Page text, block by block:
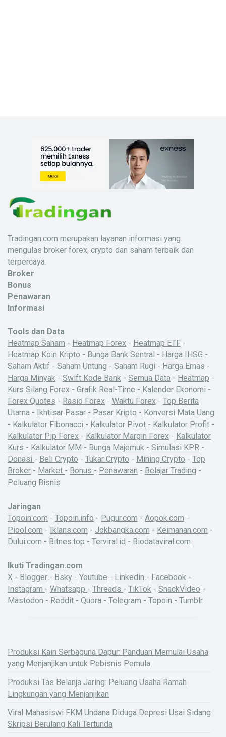
Tradingan.com merupakan layanan informasi yang
mengulas broker forex, crypto dan saham terbaik dan
terpercaya.
Broker
Bonus
Penawaran
Informasi
Tools dan Data
Heatmap Saham - Heatmap Forex - Heatmap ETF -
Heatmap Koin Kripto - Bunga Bank Sentral - Harga IHSG -
Saham Aktif - Saham Untung - Saham Rugi - Harga Emas -
Harga Minyak - Swift Kode Bank - Semua Data - Heatmap -
Kurs Silang Forex - Grafik Real-Time - Kalender Ekonomi -
Forex Quotes - Rasio Forex - Waktu Forex - Top Berita
Utama - Ikhtisar Pasar - Pasar Kripto - Konversi Mata Uang
- Kalkulator Fibonacci - Kalkulator Pivot - Kalkulator Profit -
Kalkulator Pip Forex - Kalkulator Margin Forex - Kalkulator
Kurs - Kalkulator MM - Bunga Majemuk - Simulasi KPR -
Donasi - Beli Crypto - Tukar Crypto - Mining Crypto - Top
Broker - Market - Bonus - Penawaran - Belajar Trading -
Peluang Bisnis
Jaringan
Topoin.com - Topoin.info - Pugur.com - Aopok.com -
Piool.com - Iklans.com - Jokbangka.com - Keimanan.com -
Dului.com - Bitnes.top - Terviral.id - Biodataviral.com
Ikuti Tradingan.com
X - Blogger - Bsky - Youtube - Linkedin - Facebook -
Instagram - Whatsapp - Threads - TikTok - SnackVideo -
Mastodon - Reddit - Quora - Telegram - Topoin - Tumblr
Produksi Kain Serbaguna Dapur: Panduan Memulai Usaha
yang Menjanjikan untuk Pebisnis Pemula
Produksi Tas Belanja Jaring: Peluang Usaha Ramah
Lingkungan yang Menjanjikan
Viral Mahasiswi FKM Undana Diduga Depresi Usai Sidang
Skripsi Berulang Kali Tertunda